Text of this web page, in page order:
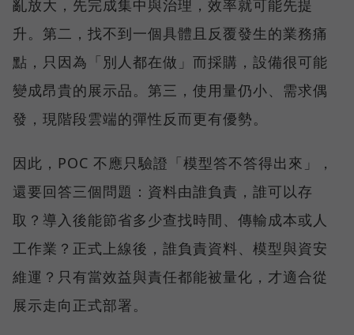
亂放大，先完成集中與治理，效率就可能先提
升。第二，找不到一個具體且反覆發生的業務痛
點，只因為「別人都在做」而採購，設備很可能
變成昂貴的展示品。第三，使用量仍小、需求偶
發，現階段雲端的彈性反而更有優勢。
因此，POC 不應只驗證「模型答不答得出來」，
還要回答三個問題：資料由誰負責，誰可以存
取？導入後能節省多少查找時間、傳輸成本或人
工作業？正式上線後，誰負責資料、模型與資安
維運？只有當效益與責任都能被量化，才適合從
展示走向正式部署。